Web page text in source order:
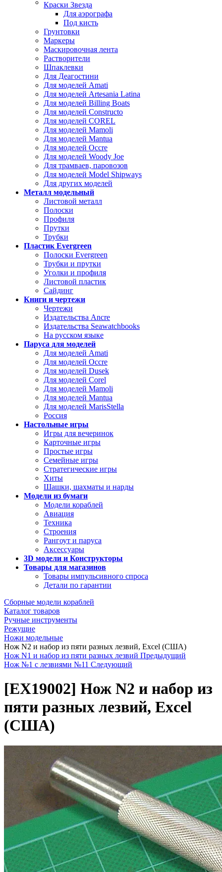
Краски Звезда
Для аэрографа
Под кисть
Грунтовки
Маркеры
Маскировочная лента
Растворители
Шпаклевки
Для Деагостини
Для моделей Amati
Для моделей Artesania Latina
Для моделей Billing Boats
Для моделей Constructo
Для моделей COREL
Для моделей Mamoli
Для моделей Mantua
Для моделей Occre
Для моделей Woody Joe
Для трамваев, паровозов
Для моделей Model Shipways
Для других моделей
Металл модельный
Листовой металл
Полоски
Профиля
Прутки
Трубки
Пластик Evergreen
Полоски Evergreen
Трубки и прутки
Уголки и профиля
Листовой пластик
Сайдинг
Книги и чертежи
Чертежи
Издательства Ancre
Издательства Seawatchbooks
На русском языке
Паруса для моделей
Для моделей Amati
Для моделей Occre
Для моделей Dusek
Для моделей Corel
Для моделей Mamoli
Для моделей Mantua
Для моделей MarisStella
Россия
Настольные игры
Игры для вечеринок
Карточные игры
Простые игры
Семейные игры
Стратегические игры
Хиты
Шашки, шахматы и нарды
Модели из бумаги
Модели кораблей
Авиация
Техника
Строения
Рангоут и паруса
Аксессуары
3D модели и Конструкторы
Товары для магазинов
Товары импульсивного спроса
Детали по гарантии
Сборные модели кораблей
Каталог товаров
Ручные инструменты
Режущие
Ножи модельные
Нож N2 и набор из пяти разных лезвий, Excel (США)
Нож N1 и набор из пяти разных лезвий Предыдущий
Нож №1 с лезвиями №11 Следующий
[EX19002] Нож N2 и набор из
пяти разных лезвий, Excel
(США)